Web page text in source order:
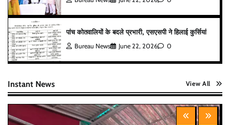
पांच कोतवालियों के बदले प्रभारी, एसएसपी ने हिलाई कुर्सियां
Bureau News June 22, 2026 0
Instant News View All